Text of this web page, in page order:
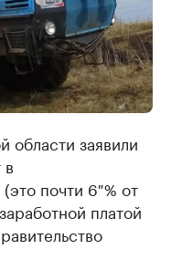
области заявили
почти 6 % от
платой